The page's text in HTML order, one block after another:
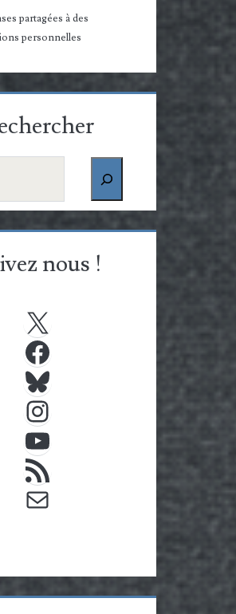
partagées à des
personnelles
nous !
Facebook
YouTube